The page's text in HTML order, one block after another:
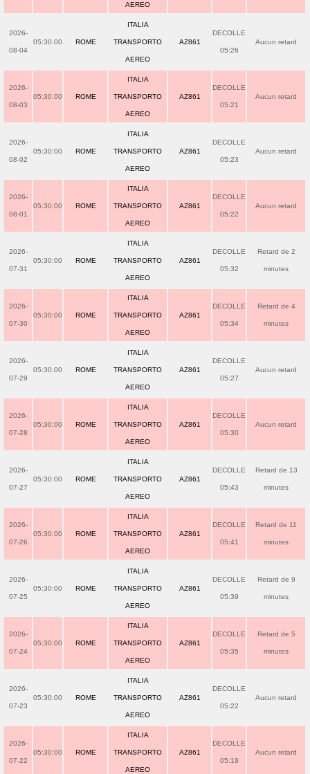
AEREO
2026-
08-04
05:30:00 ROME
ITALIA
TRANSPORTO
AEREO
AZ861
DECOLLE
05:26
Aucun retard
2026-
08-03
05:30:00 ROME
ITALIA
TRANSPORTO
AEREO
AZ861
DECOLLE
05:21
Aucun retard
2026-
08-02
05:30:00 ROME
ITALIA
TRANSPORTO
AEREO
AZ861
DECOLLE
05:23
Aucun retard
2026-
08-01
05:30:00 ROME
ITALIA
TRANSPORTO
AEREO
AZ861
DECOLLE
05:22
Aucun retard
2026-
07-31
05:30:00 ROME
ITALIA
TRANSPORTO
AEREO
AZ861
DECOLLE
05:32
Retard de 2
minutes
2026-
07-30
05:30:00 ROME
ITALIA
TRANSPORTO
AEREO
AZ861
DECOLLE
05:34
Retard de 4
minutes
2026-
07-29
05:30:00 ROME
ITALIA
TRANSPORTO
AEREO
AZ861
DECOLLE
05:27
Aucun retard
2026-
07-28
05:30:00 ROME
ITALIA
TRANSPORTO
AEREO
AZ861
DECOLLE
05:30
Aucun retard
2026-
07-27
05:30:00 ROME
ITALIA
TRANSPORTO
AEREO
AZ861
DECOLLE
05:43
Retard de 13
minutes
2026-
07-26
05:30:00 ROME
ITALIA
TRANSPORTO
AEREO
AZ861
DECOLLE
05:41
Retard de 11
minutes
2026-
07-25
05:30:00 ROME
ITALIA
TRANSPORTO
AEREO
AZ861
DECOLLE
05:39
Retard de 9
minutes
2026-
07-24
05:30:00 ROME
ITALIA
TRANSPORTO
AEREO
AZ861
DECOLLE
05:35
Retard de 5
minutes
2026-
07-23
05:30:00 ROME
ITALIA
TRANSPORTO
AEREO
AZ861
DECOLLE
05:22
Aucun retard
2026-
07-22
05:30:00 ROME
ITALIA
TRANSPORTO
AEREO
AZ861
DECOLLE
05:19
Aucun retard